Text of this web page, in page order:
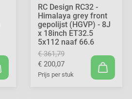
RC Design RC32 -
Himalaya grey front
gepolijst (HGVP) - 8J
x 18inch ET32.5
5x112 naaf 66.6
€ 361,79
€ 200,07
Prijs per stuk